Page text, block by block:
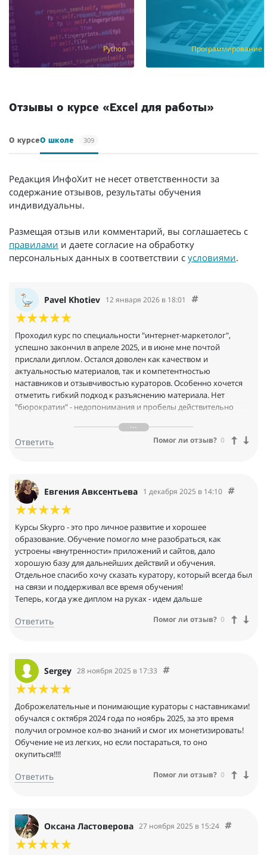
Python Программирование
Отзывы о курсе «Excel для работы»
О курсеО школе 309
Редакция ИнфоХит не несет ответственности за
содержание отзывов, результаты обучения
индивидуальны.
Размещая отзыв или комментарий, вы соглашаетесь с
правилами и даете согласие на обработку
персональных данных в соответствии с условиями.
Pavel Khotiev 12 января 2026 в 18:01
Проходил курс по специальности "интернет-маркетолог",
успешно закончил в апреле 2025, и в июне мне почтой
прислали диплом. Остался доволен как качеством и
актуальностью материалов, так и компетентностью
наставников и отзывчивостью кураторов. Особенно хочется
отметить гибкий подход к разъяснению материала. Нет
"бюрократии" - недопонимания и пробелы действительно
качественное обучение, всё зависит от вас как от учеников,
если есть желание усвоить материал - у вас все получится!
Ответить Помог ли отзыв? 0
Евгения Авксентьева 1 декабря 2025 в 14:10
Курсы Skypro - это про личное развитие и хорошее
образование. Обучение помогло мне разобраться, как
устроены «внутренности» приложений и сайтов, дало
хорошую базу для дальнейших действий и обучения.
Отдельное спасибо хочу сказать куратору, который всегда был
на связи и поддерживал все время обучения!
Теперь, когда уже диплом на руках - идем дальше
Ответить Помог ли отзыв? 0
Sergey 28 ноября 2025 в 17:33
Доброжелательные и понимающие кураторы с наставниками!
обучался с октября 2024 года по ноябрь 2025, за это время
получил огромное кол-во знаний и смог их монетизировать!
Обучение не из легких, но если постараться, то оно
окупиться!!!!
Ответить Помог ли отзыв? 0
Оксана Ластоверова 27 ноября 2025 в 15:24